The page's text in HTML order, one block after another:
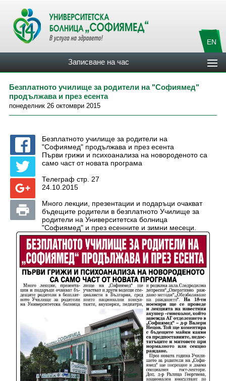
EN
Записване на час
Безплатното училище за родители на "Софиямед"
продължава и през есента
понеделник 26 октомври 2015
Безплатното училище за родители на
"Софиямед" продължава и през есента
Първи грижи и психоанализа на новороденото са
само част от новата програма
Телеграф стр. 27
24.10.2015
Много лекции, презентации и подаръци очакват
бъдещите родители в безплатното Училище за
родители на Университетска болница
"Софиямед" и през есенните и зимни месеци.